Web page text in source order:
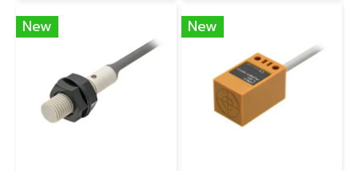
New New